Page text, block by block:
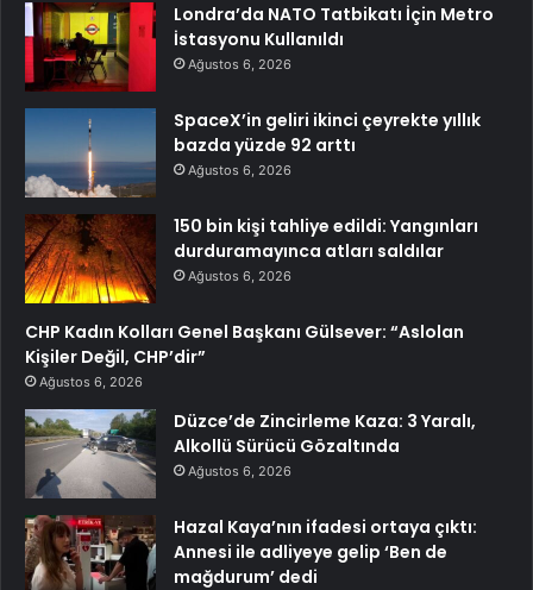
Londra’da NATO Tatbikatı İçin Metro
İstasyonu Kullanıldı
Ağustos 6, 2026
SpaceX’in geliri ikinci çeyrekte yıllık
bazda yüzde 92 arttı
Ağustos 6, 2026
150 bin kişi tahliye edildi: Yangınları
durduramayınca atları saldılar
Ağustos 6, 2026
CHP Kadın Kolları Genel Başkanı Gülsever: “Aslolan
Kişiler Değil, CHP’dir”
Ağustos 6, 2026
Düzce’de Zincirleme Kaza: 3 Yaralı,
Alkollü Sürücü Gözaltında
Ağustos 6, 2026
Hazal Kaya’nın ifadesi ortaya çıktı:
Annesi ile adliyeye gelip ‘Ben de
mağdurum’ dedi